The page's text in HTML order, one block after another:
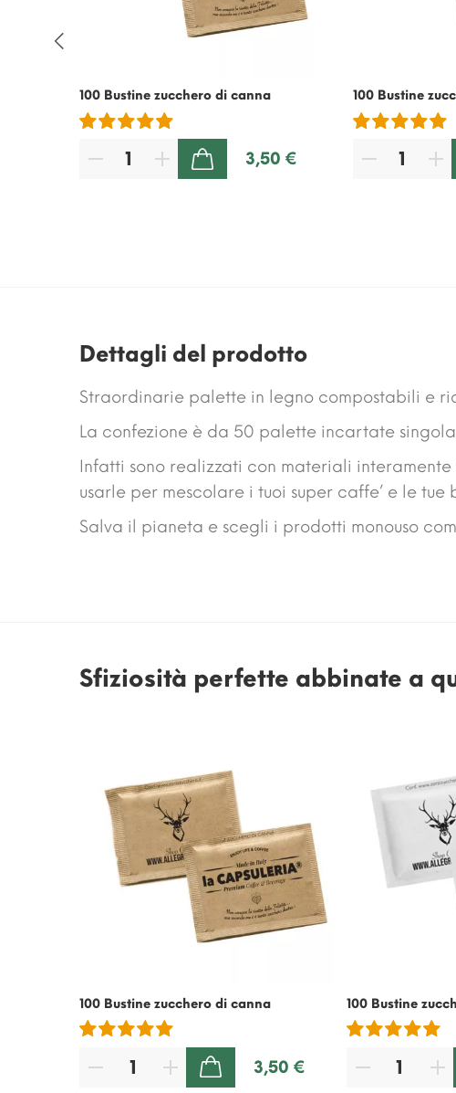
100 Bustine zucchero di canna
3,50 €
100 Bustine
Dettagli del prodotto
Straordinarie palette in legno compostabili e
La confezione è da 50 palette incartate
Infatti sono realizzati con materiali
usarle per mescolare i tuoi super caffe’ e le
Salva il pianeta e scegli i prodotti monouso
Sfiziosità perfette abbinate a
100 Bustine zucchero di canna
3,50 €
100 Bustine